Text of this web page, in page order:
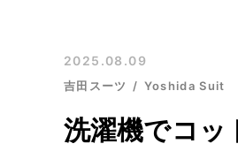
2025.08.09
吉田スーツ Yoshida Suit
洗濯機でコッ